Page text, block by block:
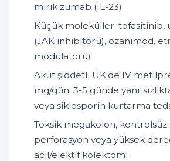
mirikizumab (IL-23)
Küçük moleküller: tofasitinib,
(JAK inhibitörü), ozanimod,
modülatörü)
Akut şiddetli ÜK'de IV
mg/gün; 3-5 günde
veya siklosporin kurtarma
Toksik megakolon, kontrolsüz
perforasyon veya yüksek
acil/elektif kolektomi